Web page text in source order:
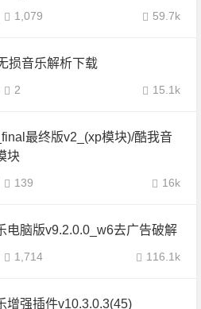
59.7k
1,079
损音乐解析下载
15.1k
2
最终版v2_(xp模块)/酷我音
块
16k
139
电脑版v9.2.0.0_w6去广告破解
116.1k
1,714
增强插件v10.3.0.3(45)